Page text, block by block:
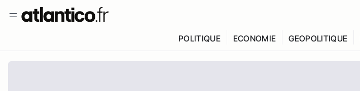
POLITIQUE ECONOMIE GEOPOLITIQUE